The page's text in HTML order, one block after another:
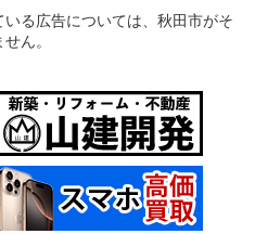
る広告については、秋田市がそ
ん。